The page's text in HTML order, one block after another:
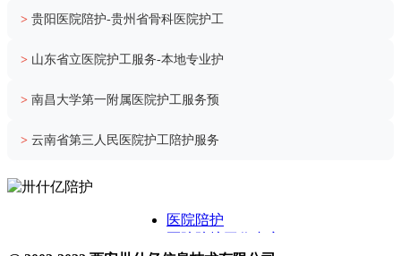
> 贵阳医院陪护-贵州省骨科医院护工
> 山东省立医院护工服务-本地专业护
> 南昌大学第一附属医院护工服务预
> 云南省第三人民医院护工陪护服务
医院陪护